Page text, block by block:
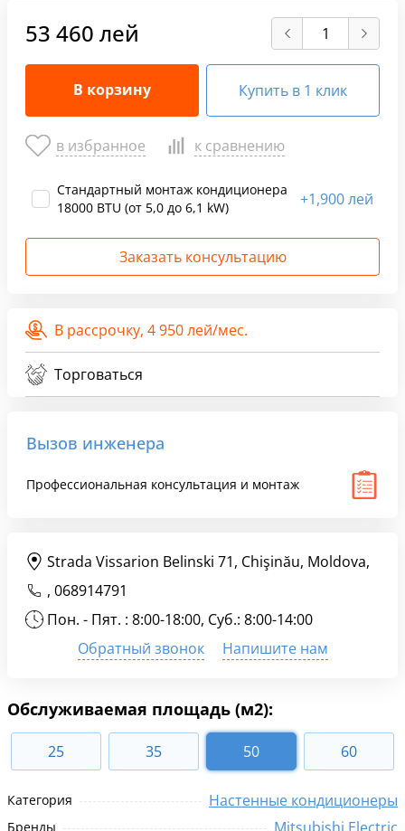
Обслуживаемая площадь (м2):
25 35 50 60
Категория Настенные кондиционеры
Бренды
53 460 лей
В корзину Купить в 1 клик
в избранное к сравнению
Стандартный монтаж кондиционера
18000 BTU (от 5,0 до 6,1 kW)
+1,900 лей
Заказать консультацию
В рассрочку, 4 950 лей/мес.
Торговаться
Вызов инженера
Профессиональная консультация и монтаж
Strada Vissarion Belinski 71, Chişinău, Moldova,
, 068914791
Пон. - Пят. : 8:00-18:00, Суб.: 8:00-14:00
Обратный звонок
Напишите нам